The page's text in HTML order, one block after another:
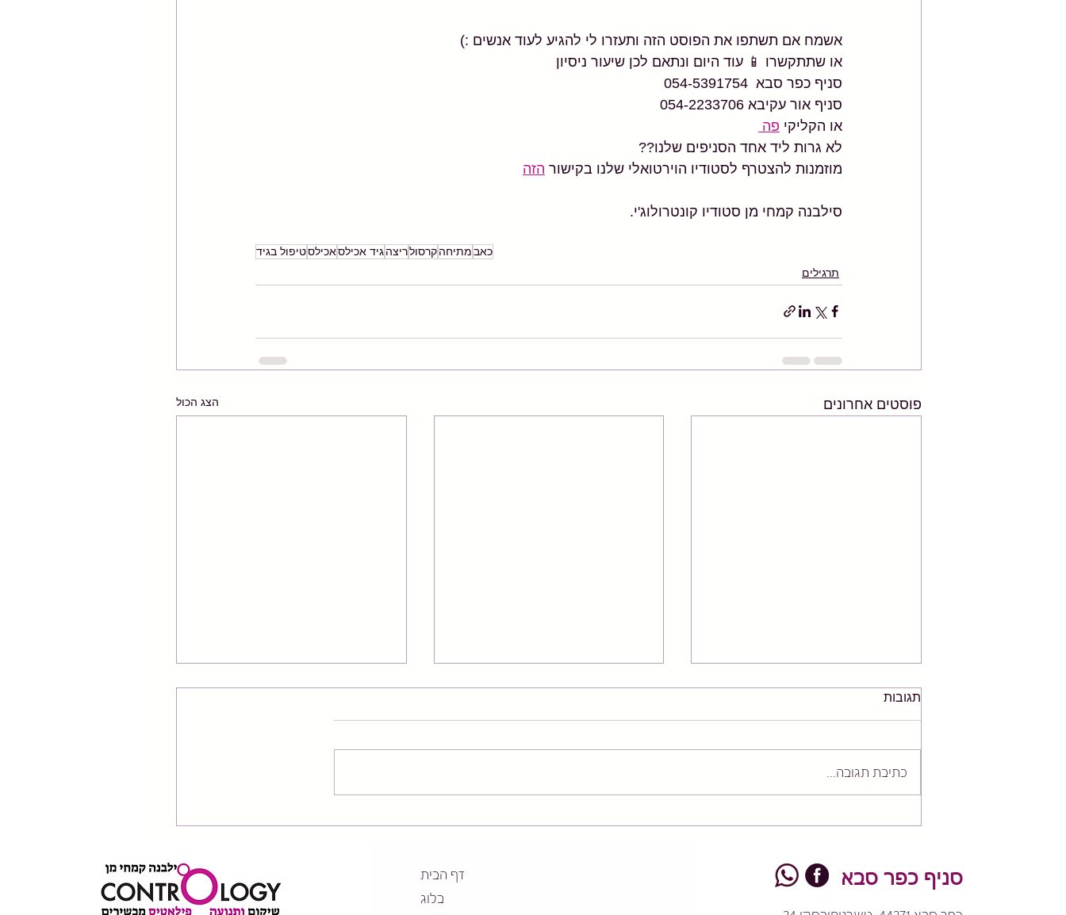
אשמח אם תשתפו את הפוסט הזה ותעזרו לי להגיע לעוד אנשים :)
או שתתקשרו 📱 עוד היום ונתאם לכן שיעור ניסיון
סניף כפר סבא  054-5391754
סניף אור עקיבא 054-2233706
או הקליקי פה
לא גרות ליד אחד הסניפים שלנו??
מוזמנות להצטרף לסטודיו הוירטואלי שלנו בקישור הזה
סילבנה קמחי מן סטודיו קונטרולוג'י.
כאבמתיחהקרסולריצהגיד אכילסאכילסטיפול בגיד
תרגילים
פוסטים אחרונים הצג הכול
תגובות
כתיבת תגובה...
דף הבית
בלוג
סניף כפר סבא